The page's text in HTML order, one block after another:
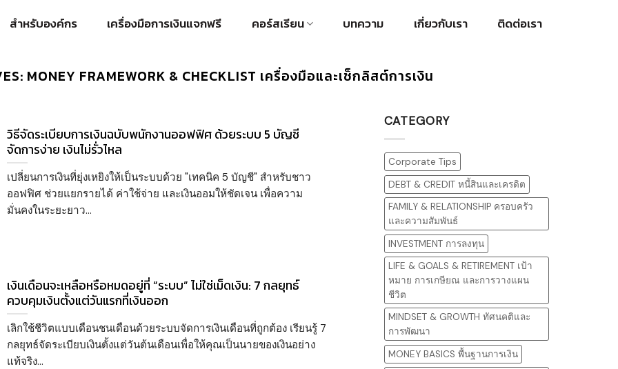
สำหรับองค์กร เครื่องมือการเงินแจกฟรี คอร์สเรียน บทความ เกี่ยวกับเรา ติดต่อเรา
MONEY FRAMEWORK & CHECKLIST เครื่องมือและเช็กลิสต์การเงิน
วิธีจัดระเบียบการเงินฉบับพนักงานออฟฟิศ ด้วยระบบ 5 บัญชี
จัดการง่าย เงินไม่รั่วไหล
เปลี่ยนการเงินที่ยุ่งเหยิงให้เป็นระบบด้วย "เทคนิค 5 บัญชี" สำหรับชาว
ออฟฟิศ ช่วยแยกรายได้ ค่าใช้จ่าย และเงินออมให้ชัดเจน เพื่อความ
มั่นคงในระยะยาว...
เงินเดือนจะเหลือหรือหมดอยู่ที่ “ระบบ” ไม่ใช่เม็ดเงิน: 7 กลยุทธ์
ควบคุมเงินตั้งแต่วันแรกที่เงินออก
เลิกใช้ชีวิตแบบเดือนชนเดือนด้วยระบบจัดการเงินเดือนที่ถูกต้อง เรียนรู้ 7
กลยุทธ์จัดระเบียบเงินตั้งแต่วันต้นเดือนเพื่อให้คุณเป็นนายของเงินอย่าง
แท้จริง...
CATEGORY
Corporate Tips
DEBT & CREDIT หนี้สินและเครดิต
FAMILY & RELATIONSHIP ครอบครัว
และความสัมพันธ์
INVESTMENT การลงทุน
LIFE & GOALS & RETIREMENT เป้า
หมาย การเกษียณ และการวางแผน
ชีวิต
MINDSET & GROWTH ทัศนคติและ
การพัฒนา
MONEY BASICS พื้นฐานการเงิน